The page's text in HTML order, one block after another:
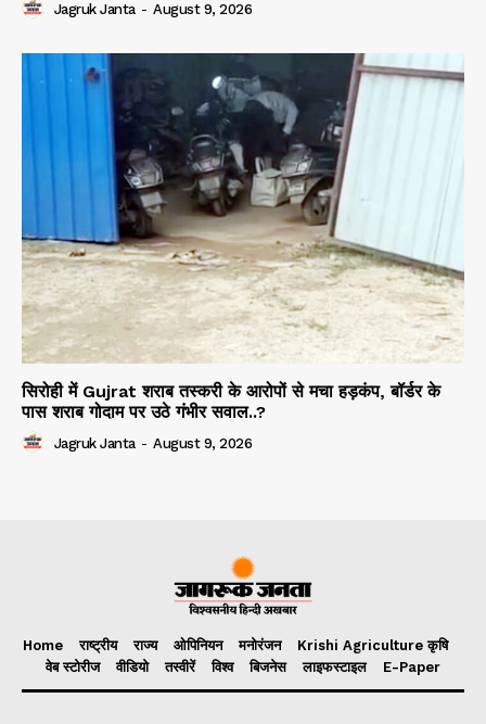
Jagruk Janta - August 9, 2026
सिरोही में Gujrat शराब तस्करी के आरोपों से मचा हड़कंप, बॉर्डर के
पास शराब गोदाम पर उठे गंभीर सवाल..?
Jagruk Janta - August 9, 2026
Home राष्ट्रीय राज्य ओपिनियन मनोरंजन
Krishi Agriculture कृषि
वेब स्टोरीज
वीडियो तस्वीरें विश्व बिजनेस लाइफस्टाइल E-Paper